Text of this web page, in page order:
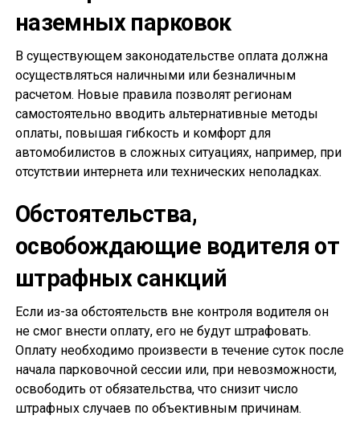
наземных парковок
В существующем законодательстве оплата должна
осуществляться наличными или безналичным
расчетом. Новые правила позволят регионам
самостоятельно вводить альтернативные методы
оплаты, повышая гибкость и комфорт для
автомобилистов в сложных ситуациях, например, при
отсутствии интернета или технических неполадках.
Обстоятельства,
освобождающие водителя от
штрафных санкций
Если из-за обстоятельств вне контроля водителя он
не смог внести оплату, его не будут штрафовать.
Оплату необходимо произвести в течение суток после
начала парковочной сессии или, при невозможности,
освободить от обязательства, что снизит число
штрафных случаев по объективным причинам.